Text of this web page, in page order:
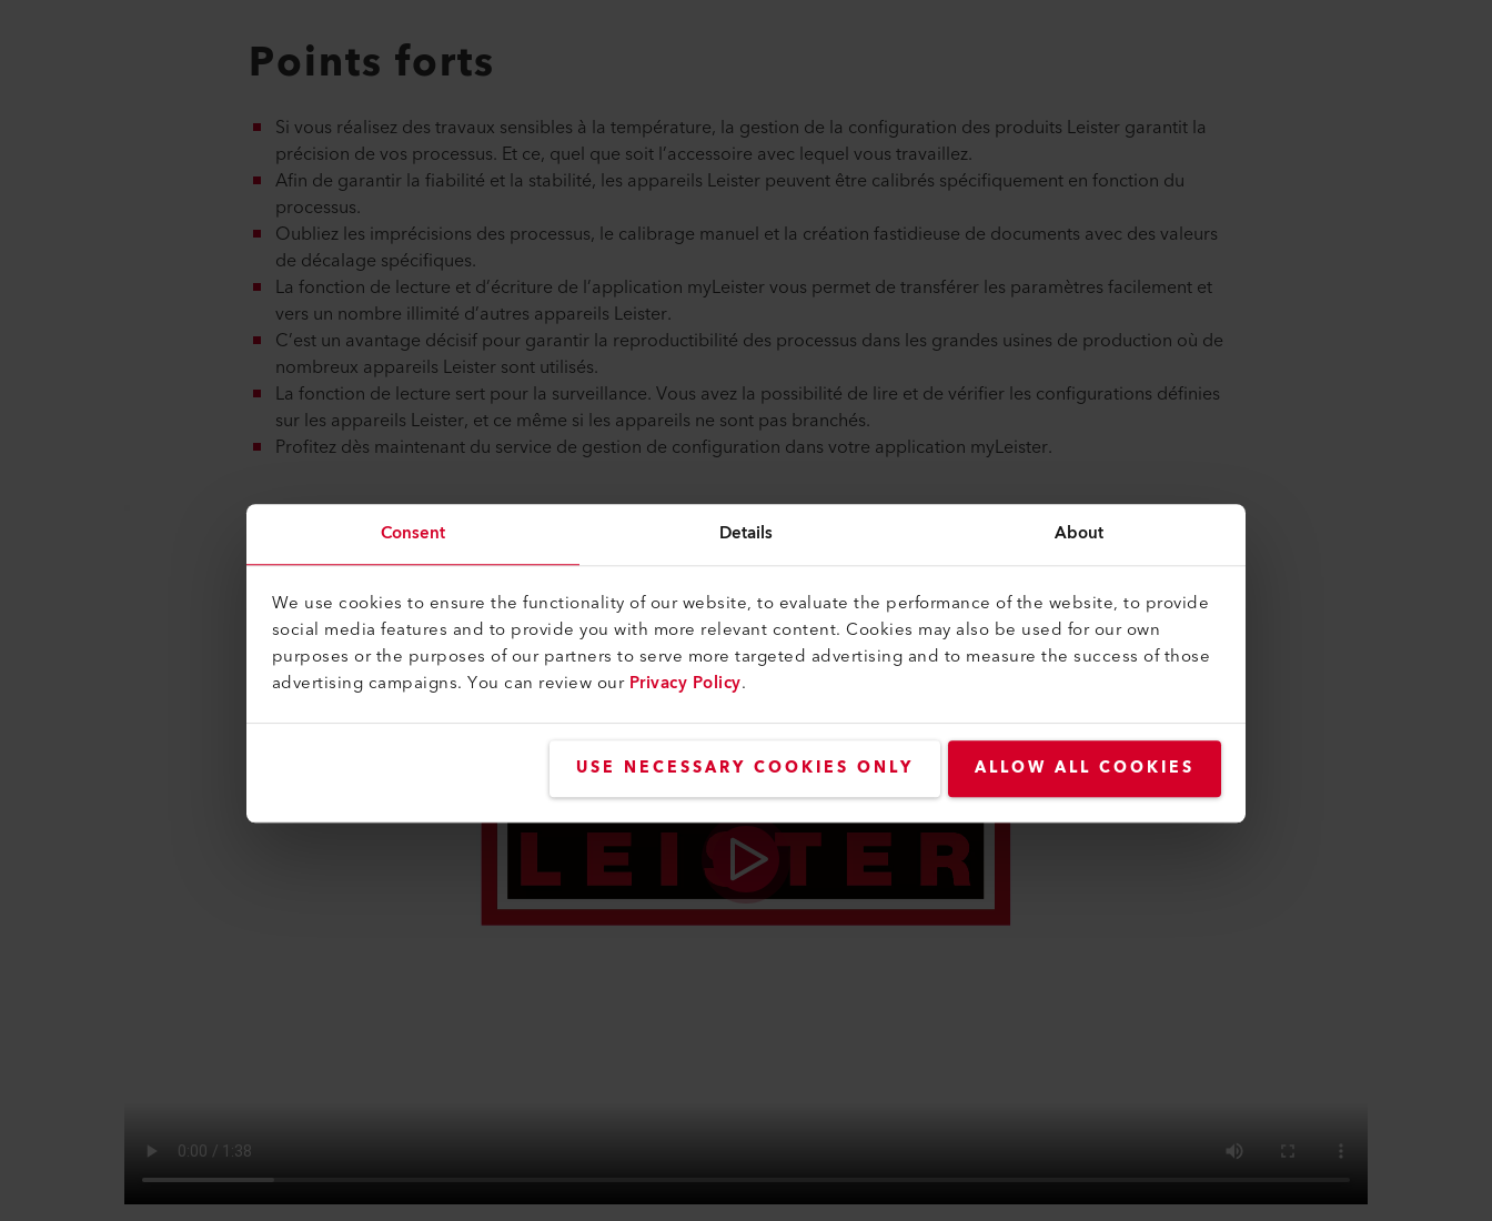
Consent Details About
We use cookies to ensure the functionality of our website, to evaluate the performance of the website, to provide
social media features and to provide you with more relevant content. Cookies may also be used for our own
purposes or the purposes of our partners to serve more targeted advertising and to measure the success of those
advertising campaigns. You can review ourPrivacy Policy.
USE NECESSARY COOKIES ONLY ALLOW ALL COOKIES
Points forts
Si vous réalisez des travaux sensibles à la température, la gestion de la configuration des produits Leister garantit la
précision de vos processus. Et ce, quel que soit l’accessoire avec lequel vous travaillez.
Afin de garantir la fiabilité et la stabilité, les appareils Leister peuvent être calibrés spécifiquement en fonction du
processus.
Oubliez les imprécisions des processus, le calibrage manuel et la création fastidieuse de documents avec des valeurs
de décalage spécifiques.
La fonction de lecture et d’écriture de l’application myLeister vous permet de transférer les paramètres facilement et
vers un nombre illimité d’autres appareils Leister.
C’est un avantage décisif pour garantir la reproductibilité des processus dans les grandes usines de production où de
nombreux appareils Leister sont utilisés.
La fonction de lecture sert pour la surveillance. Vous avez la possibilité de lire et de vérifier les configurations définies
sur les appareils Leister, et ce même si les appareils ne sont pas branchés.
Profitez dès maintenant du service de gestion de configuration dans votre application myLeister.